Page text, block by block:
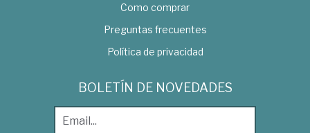
Como comprar
Preguntas frecuentes
Política de privacidad
BOLETÍN DE NOVEDADES